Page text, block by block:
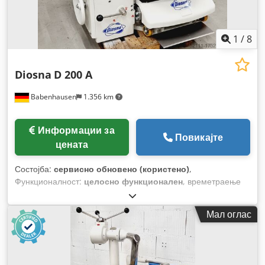
1 /8
Babenhausen 1.356 km
Diosna D 200 A
цената
Повикајте
Состојба: сервисно обновено (користено),
Функционалност: целосно функционален, времетраење
, година на последниот генерален
ремонт:2026, влезен напон:400 V, Сертифициран со
DGUV до:
08/2027 , вкупна тежина:
, вкупна ширина:
1.200 мм
, вкупна должина: 1.175 мм
, влезна фреквенција:
50 Hz , влезен струја:10 A, електричен осигурач:
Мал оглас